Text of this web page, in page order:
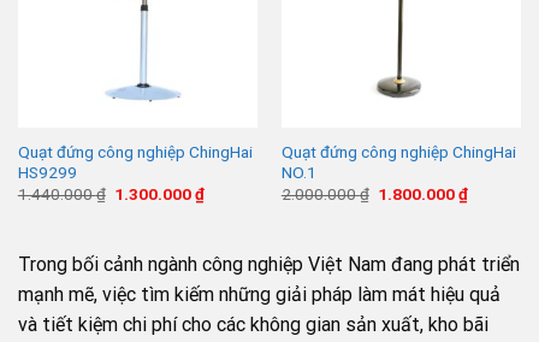
Quạt đứng công nghiệp ChingHai
HS9299
1.440.000₫ Giá
1.300.000₫Giá
hiện
1.300.000 ₫.
Quạt đứng công nghiệp ChingHai
NO.1
2.000.000₫ Giá
1.800.000₫Giá
hiện
Trong bối cảnh ngành công nghiệp Việt Nam đang phát triển
mạnh mẽ, việc tìm kiếm những giải pháp làm mát hiệu quả
và tiết kiệm chi phí cho các không gian sản xuất, kho bãi